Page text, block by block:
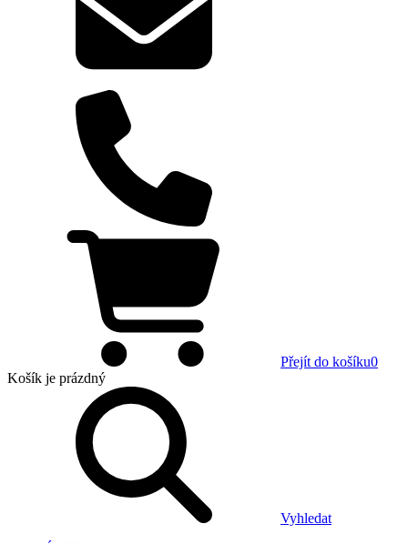
Přejít do košíku0
Košík je prázdný
Vyhledat